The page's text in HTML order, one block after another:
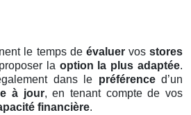
le temps de évaluervos stores
la option la plus adaptée.
dans le préférenced’un
à jour, en tenant compte de vos
financière.